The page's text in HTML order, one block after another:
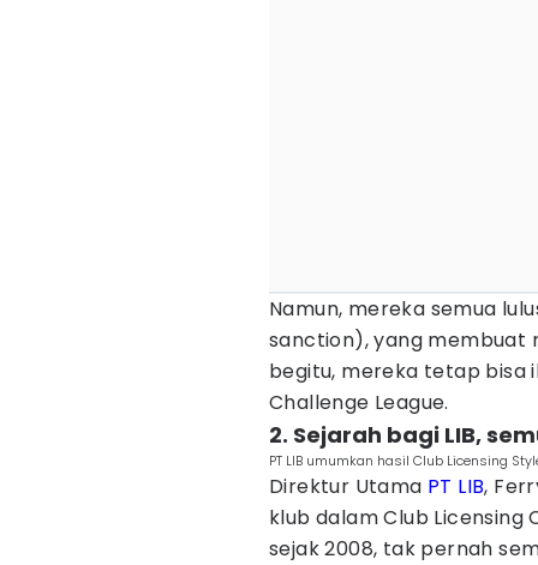
Namun, mereka semua
sanction), yang membuat
begitu, mereka tetap bisa
Challenge League.
2. Sejarah bagi LIB,
PT LIB umumkan hasil Club Licensing
Direktur Utama PT LIB,
klub dalam Club Licensing
sejak 2008, tak pernah